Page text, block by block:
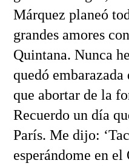
Márquez planeó
grandes amores
Quintana. Nunca
quedó
que abortar de la
Recuerdo un día
París. Me dijo:
esperándome en el